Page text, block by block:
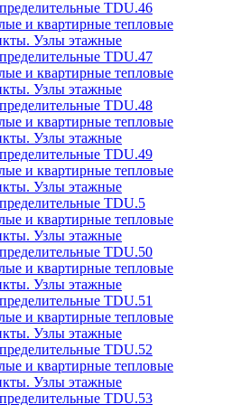
TDU.46
и квартирные тепловые
Узлы этажные
TDU.47
и квартирные тепловые
Узлы этажные
TDU.48
и квартирные тепловые
Узлы этажные
TDU.49
и квартирные тепловые
Узлы этажные
TDU.5
и квартирные тепловые
Узлы этажные
TDU.50
и квартирные тепловые
Узлы этажные
TDU.51
и квартирные тепловые
Узлы этажные
TDU.52
и квартирные тепловые
Узлы этажные
TDU.53